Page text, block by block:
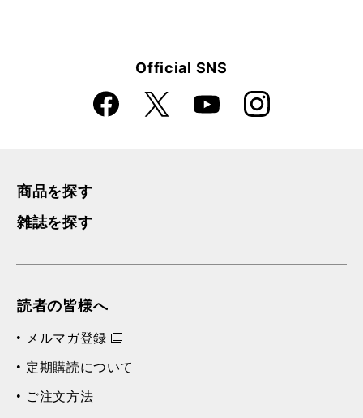
Official SNS
Faceboo
k
X YouTube Instagra
m
商品を探す
雑誌を探す
読者の皆様へ
メルマガ登録
定期購読について
ご注文方法